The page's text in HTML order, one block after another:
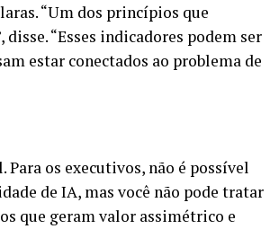
“Um dos princípios que
“Esses indicadores podem ser
estar conectados ao problema de
os executivos, não é possível
de IA, mas você não pode tratar
que geram valor assimétrico e